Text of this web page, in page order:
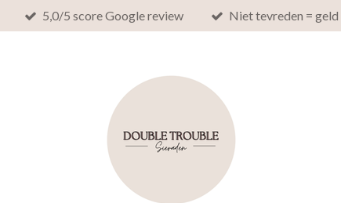
5,0/5 score Google review Niet tevreden =